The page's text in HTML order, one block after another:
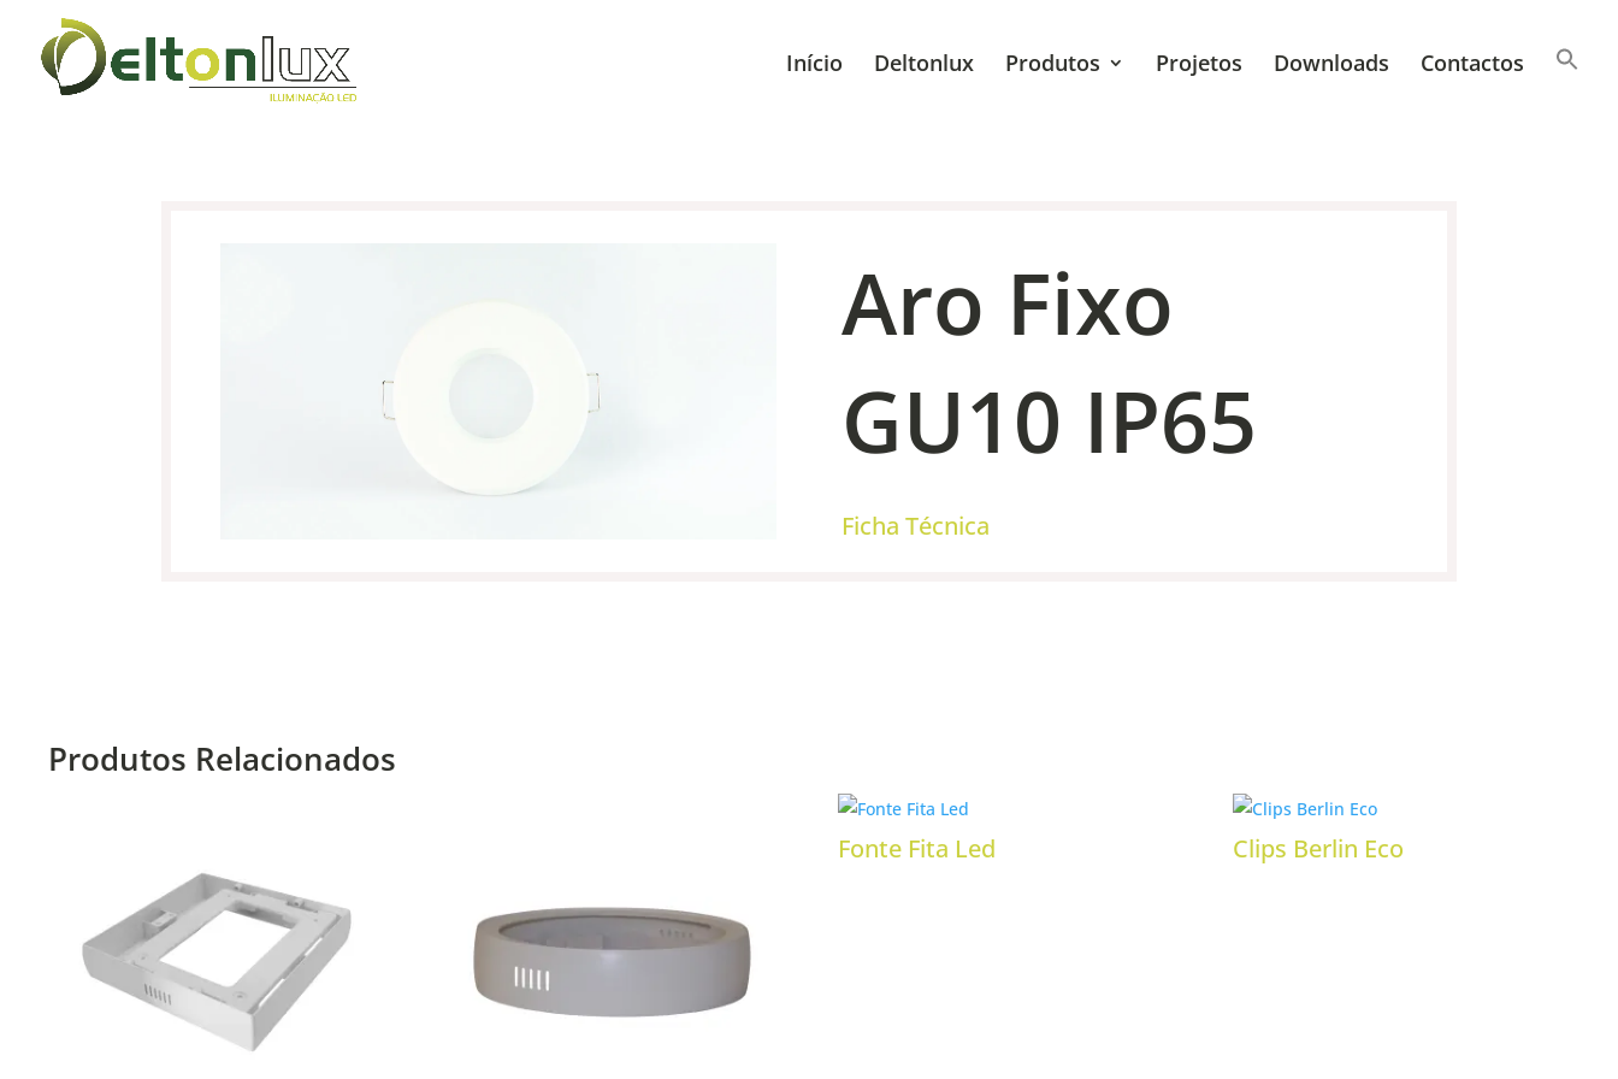
Início Deltonlux Produtos Projetos Downloads Contactos
Aro Fixo
GU10 IP65
Ficha Técnica
Produtos Relacionados
Fonte Fita Led Clips Berlin Eco